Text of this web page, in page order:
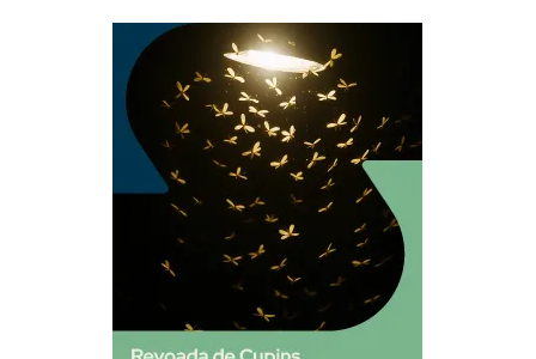
Mosquito Mist
Percevejo de Cama
Pulgas e Carrapatos
Sanitização